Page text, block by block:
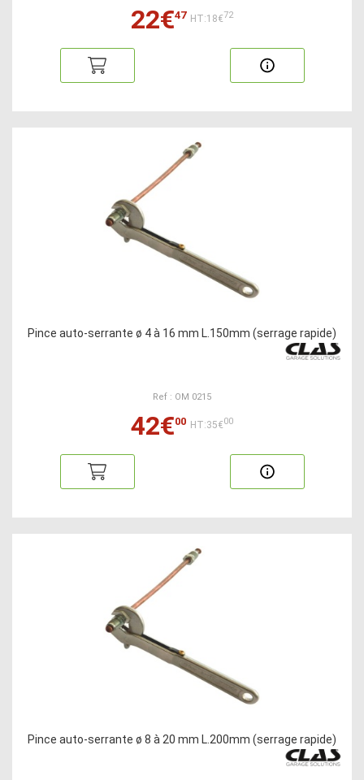
22€47 HT:18€72
Pince auto-serrante ø 4 à 16 mm L.150mm (serrage rapide)
Ref : OM 0215
42€00 HT:35€00
Pince auto-serrante ø 8 à 20 mm L.200mm (serrage rapide)